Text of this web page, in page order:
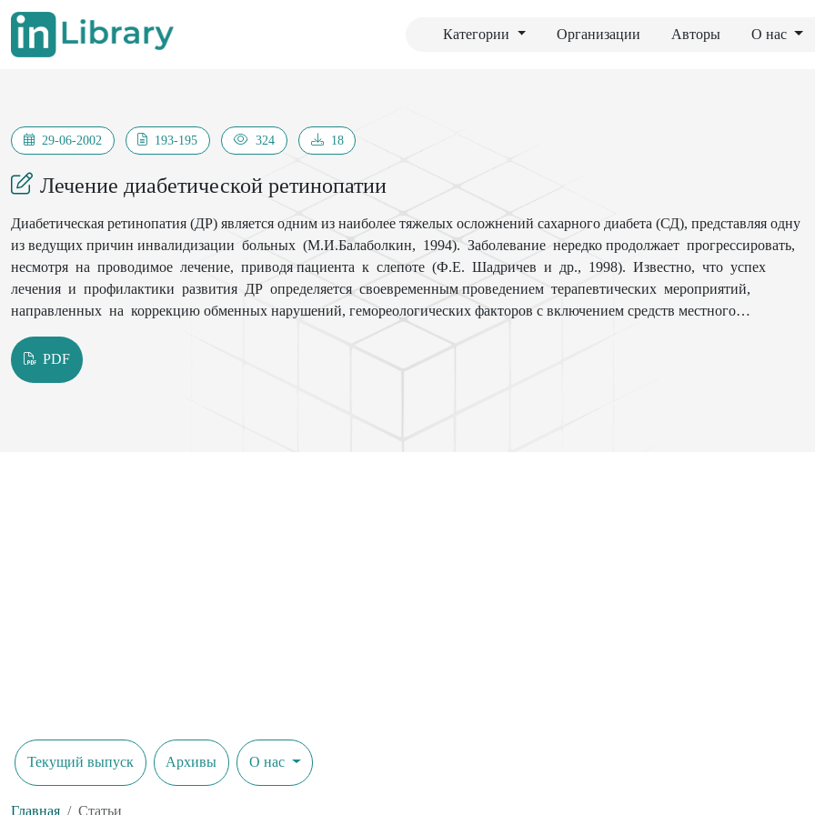
Категории Организации Авторы О нас
29-06-2002 193-195 324 18
Лечение диабетической ретинопатии
Диабетическая ретинопатия (ДР) является одним из наиболее тяжелых осложнений сахарного диабета (СД), представляя одну
из ведущих причин инвалидизации больных (М.И.Балаболкин, 1994). Заболевание нередко продолжает прогрессировать,
несмотря на проводимое лечение, приводя пациента к слепоте (Ф.Е. Шадричев и др., 1998). Известно, что успех
лечения и профилактики развития ДР определяется своевременным проведением терапевтических мероприятий,
направленных на коррекцию обменных нарушений, гемореологических факторов с включением средств местного
проблема лекарственного лечения ДР остается открытой и нуждается в дальнейшем изучении.
PDF
Текущий выпуск Архивы О нас
Главная Статьи